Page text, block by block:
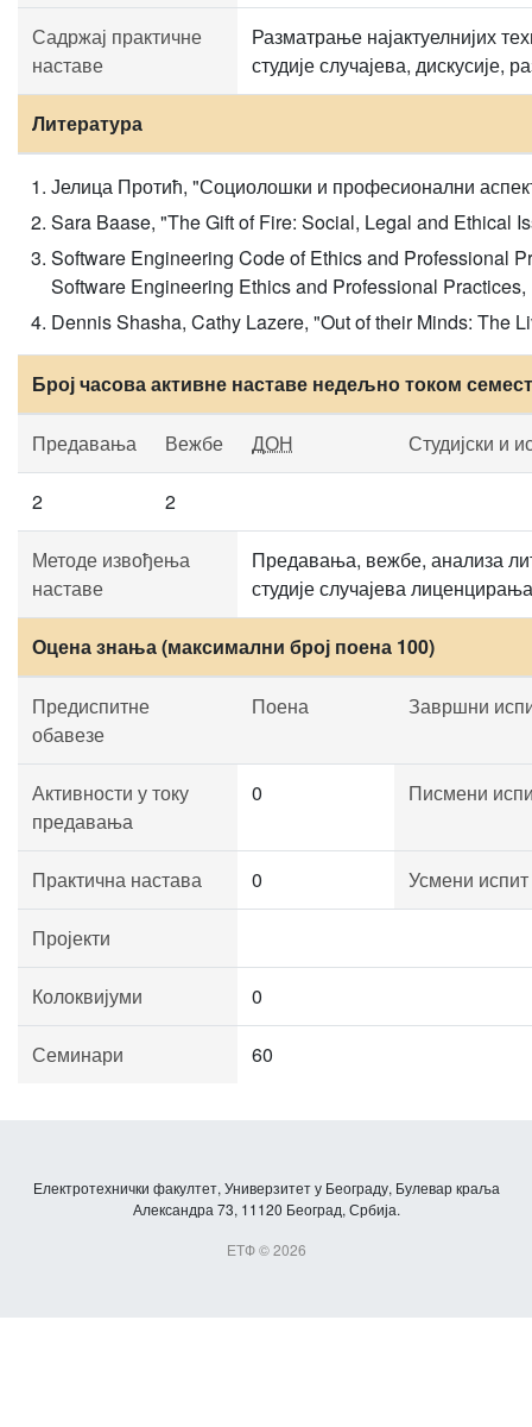
Садржај практичне
наставе
Разматрање најактуелнијих
студије случајева,
Литература
Јелица Протић, "Социолошки и професионални
Sara Baase, "The Gift of Fire: Social, Legal and Ethical
Software Engineering Code of Ethics and Professional
Software Engineering Ethics and Professional Practices,
Dennis Shasha, Cathy Lazere, "Out of their Minds: The
Број часова активне наставе недељно током
Предавања Вежбе ДОН Студијски и
2 2
Методе извођења
наставе
Предавања, вежбе, анализа
студије случајева
Оцена знања (максимални број поена 100)
Предиспитне
обавезе
Поена Завршни
Активности у току
предавања
0 Писмени
Практична настава 0 Усмени испит
Пројекти
Колоквијуми 0
Семинари 60
Електротехнички факултет, Универзитет у Београду, Булевар краља
Александра 73, 11120 Београд, Србија.
ЕТФ © 2026